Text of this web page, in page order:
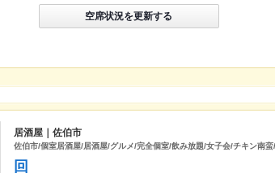
空席状況を更新する
居酒屋｜佐伯市
佐伯市/個室居酒屋/居酒屋/グルメ/完全個室/飲み放題/女子会/チキン南蛮
回